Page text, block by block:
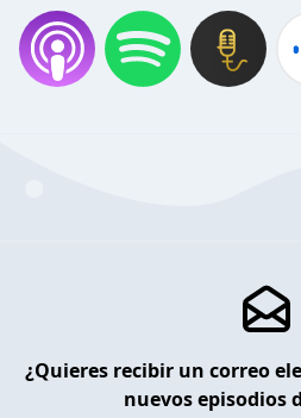
¿Quieres recibir un correo
nuevos episodios